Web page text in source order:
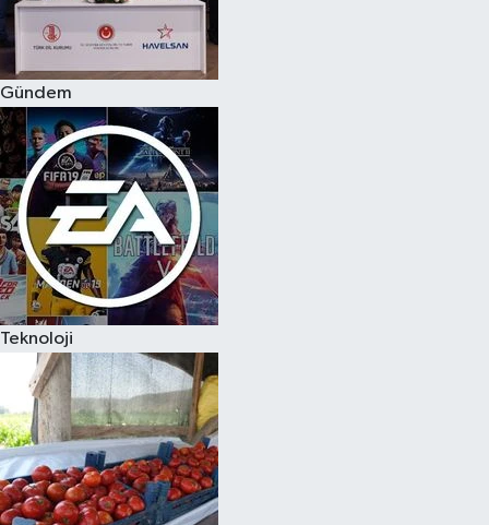
Gündem
Teknoloji
Spor
Burç Yorumları
Çocuk
Eğitim
Hava Durumu
Kadın
Kim kimdir?
Kültür Sanat
Sağlık